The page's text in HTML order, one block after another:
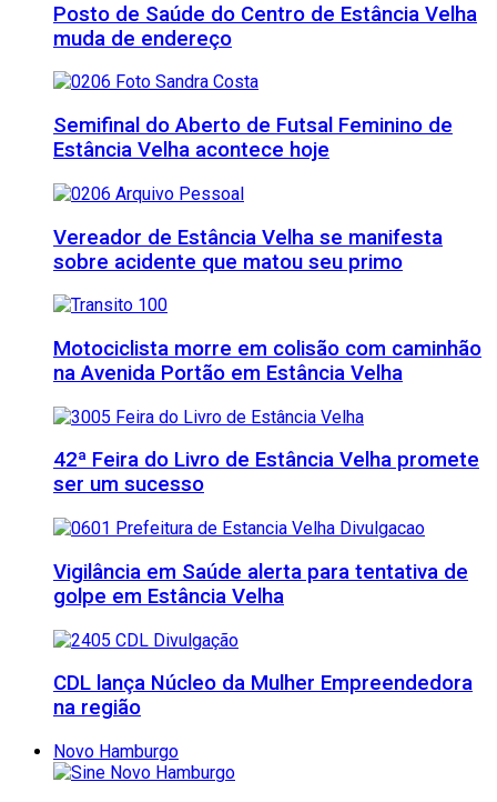
Posto de Saúde do Centro de Estância Velha
muda de endereço
Semifinal do Aberto de Futsal Feminino de
Estância Velha acontece hoje
Vereador de Estância Velha se manifesta
sobre acidente que matou seu primo
Motociclista morre em colisão com caminhão
na Avenida Portão em Estância Velha
42ª Feira do Livro de Estância Velha promete
ser um sucesso
Vigilância em Saúde alerta para tentativa de
golpe em Estância Velha
CDL lança Núcleo da Mulher Empreendedora
na região
Novo Hamburgo